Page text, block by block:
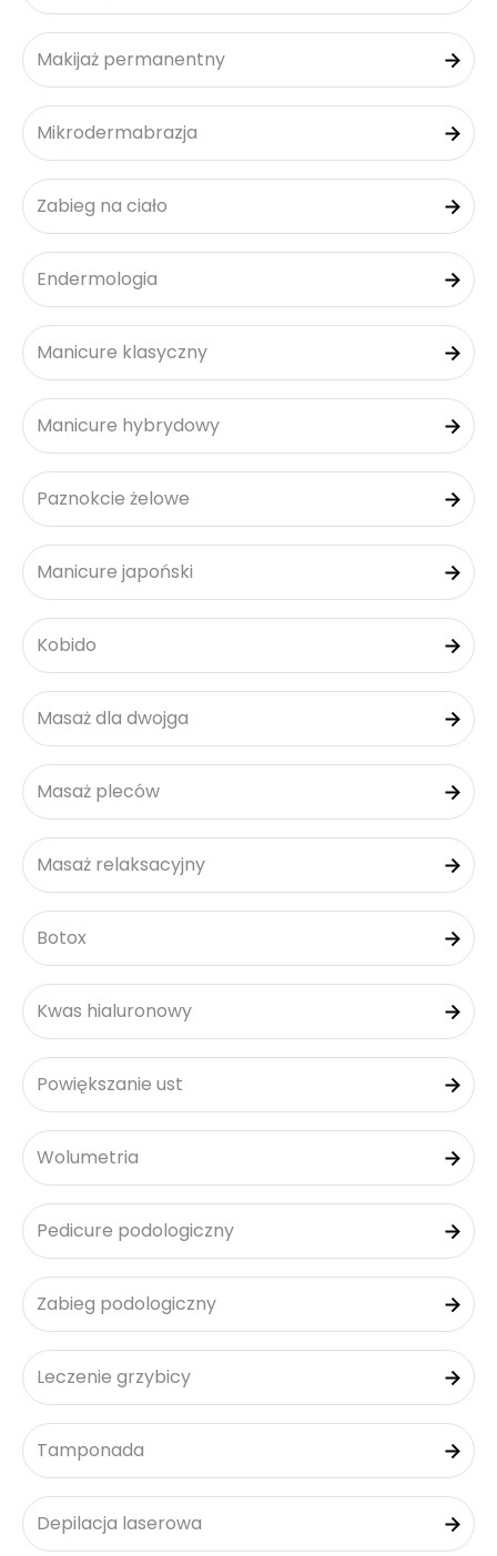
Makijaż permanentny
Mikrodermabrazja
Zabieg na ciało
Endermologia
Manicure klasyczny
Manicure hybrydowy
Paznokcie żelowe
Manicure japoński
Kobido
Masaż dla dwojga
Masaż pleców
Masaż relaksacyjny
Botox
Kwas hialuronowy
Powiększanie ust
Wolumetria
Pedicure podologiczny
Zabieg podologiczny
Leczenie grzybicy
Tamponada
Depilacja laserowa